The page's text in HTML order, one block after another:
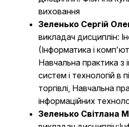
виховання
Зеленько Сергій
викладач дисциплін:
(Інформатика і
Навчальна практика з
систем і технологій в
торгівлі, Навчальна
інформаційних
Зеленько Світлана